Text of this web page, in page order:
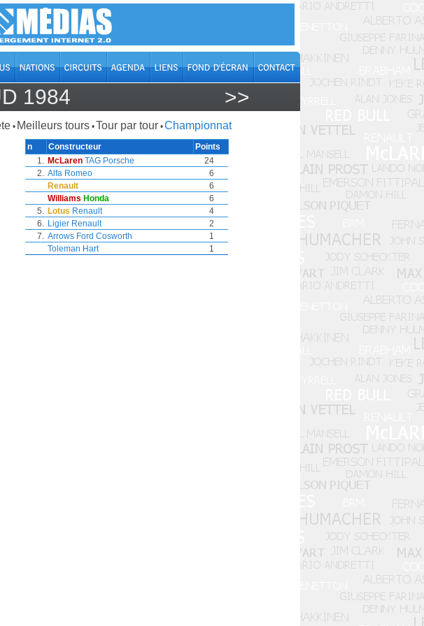
1984 >>
• Meilleurs tours •Tour par tour •Championnat
n Constructeur
Points
1. McLaren TAG Porsche
24
2. Alfa Romeo
6
Renault
6
Williams Honda
6
5. Lotus Renault
4
6. Ligier Renault
2
7. Arrows Ford Cosworth
1
Toleman Hart 1